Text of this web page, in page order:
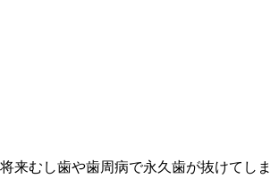
来むし歯や歯周病で永久歯が抜けてしま